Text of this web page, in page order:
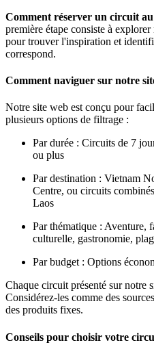
Comment réserver un circuit
première étape consiste à
pour trouver l'inspiration et
correspond.
Comment naviguer sur notre
Notre site web est conçu pour
plusieurs options de filtrage :
Par durée : Circuits de 7
ou plus
Par destination : Vietnam
Centre, ou circuits
Laos
Par thématique : Aventure,
culturelle, gastronomie,
Par budget : Options
Chaque circuit présenté sur notre
Considérez-les comme des
des produits fixes.
Conseils pour choisir votre